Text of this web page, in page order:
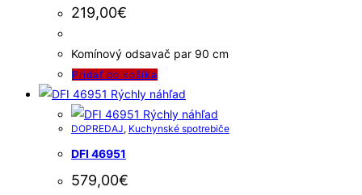
219,00€
Komínový odsavač par 90 cm
Pridať do košíka
Rýchly náhľad
Rýchly náhľad
DOPREDAJ, Kuchynské spotrebiče
DFI 46951
579,00€